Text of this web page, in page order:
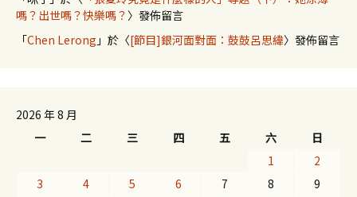
嗎？出世嗎？快樂嗎？ 〉發佈留言
「Chen Lerong 」於〈[節目]銀河面對面：鼓鼓呂思緯〉發佈留言
2026 年 8 月
一
二 三 四 五 六
日
1
2
3
4 5 6 7 8
9